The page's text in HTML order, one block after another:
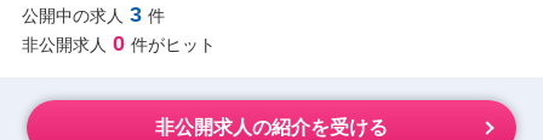
公開中の求人 3 件
非公開求人 0 件がヒット
非公開求人の紹介を受ける